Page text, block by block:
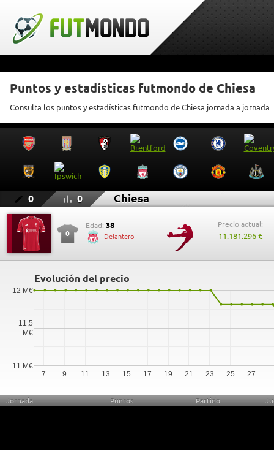
Puntos y estadísticas futmondo de Chiesa
Consulta los puntos y estadísticas futmondo de Chiesa jornada a jornada
0 0 Chiesa
0
Edad: 38
Delantero
Precio actual:
11.181.296 €
Evolución del precio
7 9 11 13 15 17 19 21 23 25 27
11 M€
11,5
M€
12 M€
Jornada Puntos Partido